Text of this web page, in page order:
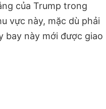
của Trump trong
vực này, mặc dù phải
bay này mới được giao